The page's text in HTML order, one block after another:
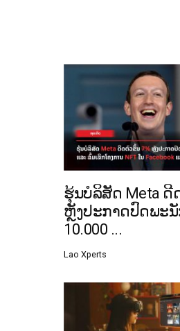
ຮຸ້ນບໍລິສັດ Meta ດີ
ຫຼັງປະກາດປົດພະນັ
10.000 ...
Lao Xperts